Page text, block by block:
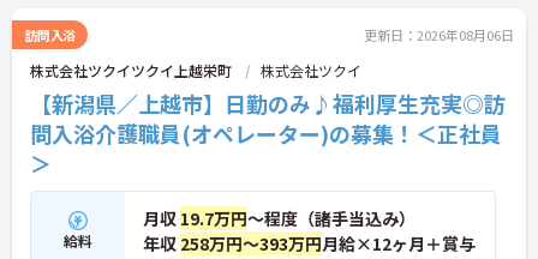
できるキャリア制度があるため、さらなるスキルア
ップを目指す方にも最適な環境です。髪色やネイル
なども規定内で自由となっており、あなたらしさを
大切にしながら安心して長くご活躍いただける職場
となっています。
て働ける環境です
・IT化などを推進しており、スタッフの業務負担軽
訪問入浴 更新日：2026年08月06日
株式会社ツクイツクイ上越栄町 株式会社ツクイ
【新潟県／上越市】日勤のみ♪福利厚生充実◎訪
問入浴介護職員(オペレーター)の募集！＜正社員
＞
給料
月収 19.7万円～程度（諸手当込み）
年収 258万円～393万円月給×12ヶ月＋賞与